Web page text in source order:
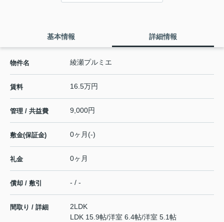
基本情報 詳細情報
物件名 綾瀬プルミエ
賃料 16.5万円
管理 / 共益費 9,000円
敷金(保証金) 0ヶ月(-)
礼金 0ヶ月
償却 / 敷引 - / -
間取り / 詳細
2LDK
LDK 15.9帖/洋室 6.4帖/洋室 5.1帖